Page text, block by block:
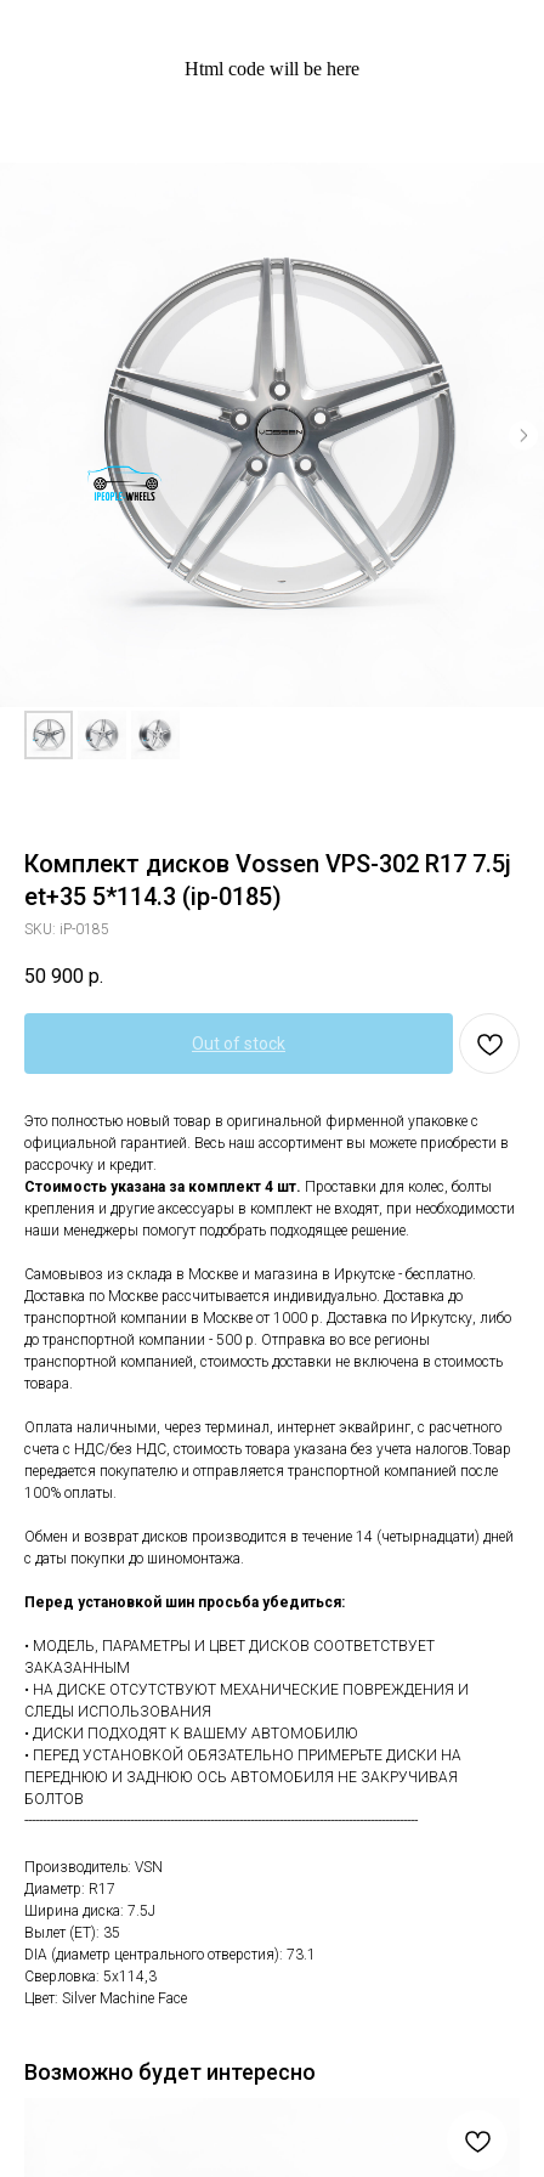
Html code will be here
Комплект дисков Vossen VPS-302 R17 7.5j
et+35 5*114.3 (ip-0185)
SKU: iP-0185
50 900 р.
Out of stock
Это полностью новый товар в оригинальной фирменной упаковке с
официальной гарантией. Весь наш ассортимент вы можете приобрести в
рассрочку и кредит.
Стоимость указана за комплект 4 шт. Проставки для колес, болты
крепления и другие аксессуары в комплект не входят, при необходимости
наши менеджеры помогут подобрать подходящее решение.
Самовывоз из склада в Москве и магазина в Иркутске - бесплатно.
Доставка по Москве рассчитывается индивидуально. Доставка до
транспортной компании в Москве от 1000 р. Доставка по Иркутску, либо
до транспортной компании - 500 р. Отправка во все регионы
транспортной компанией, стоимость доставки не включена в стоимость
товара.
Оплата наличными, через терминал, интернет эквайринг, с расчетного
счета с НДС/без НДС, стоимость товара указана без учета налогов.Товар
передается покупателю и отправляется транспортной компанией после
100% оплаты.
Обмен и возврат дисков производится в течение 14 (четырнадцати) дней
с даты покупки до шиномонтажа.
Перед установкой шин просьба убедиться:
• МОДЕЛЬ, ПАРАМЕТРЫ И ЦВЕТ ДИСКОВ СООТВЕТСТВУЕТ
ЗАКАЗАННЫМ
• НА ДИСКЕ ОТСУТСТВУЮТ МЕХАНИЧЕСКИЕ ПОВРЕЖДЕНИЯ И
СЛЕДЫ ИСПОЛЬЗОВАНИЯ
• ДИСКИ ПОДХОДЯТ К ВАШЕМУ АВТОМОБИЛЮ
• ПЕРЕД УСТАНОВКОЙ ОБЯЗАТЕЛЬНО ПРИМЕРЬТЕ ДИСКИ НА
ПЕРЕДНЮЮ И ЗАДНЮЮ ОСЬ АВТОМОБИЛЯ НЕ ЗАКРУЧИВАЯ
БОЛТОВ
------------------------------------------------------------------------------------------------------------
Производитель: VSN
Диаметр: R17
Ширина диска: 7.5J
Вылет (ET): 35
DIA (диаметр центрального отверстия): 73.1
Сверловка: 5х114,3
Цвет: Silver Machine Face
Возможно будет интересно